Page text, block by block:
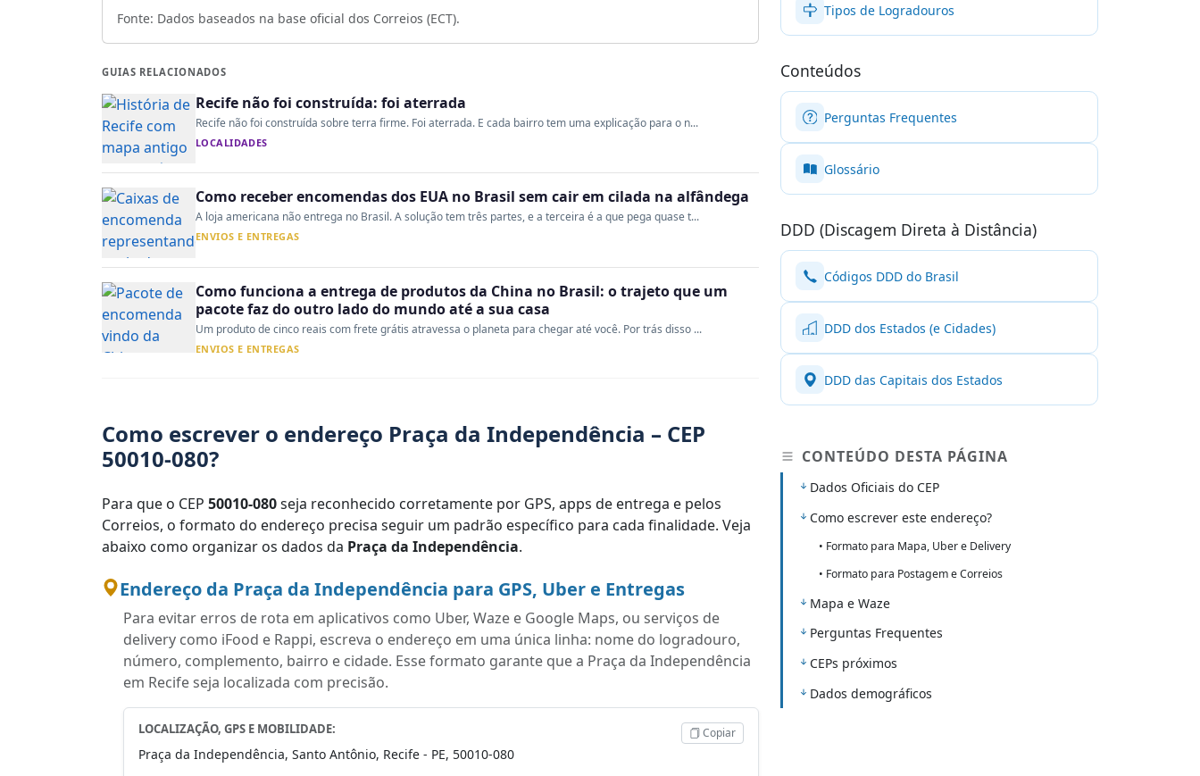
Fonte: Dados baseados na base oficial dos Correios (ECT).
GUIAS RELACIONADOS
Recife não foi construída: foi aterrada
Recife não foi construída sobre terra firme. Foi aterrada. E cada bairro tem uma explicação para o n...
LOCALIDADES
Como receber encomendas dos EUA no Brasil sem cair em cilada na alfândega
A loja americana não entrega no Brasil. A solução tem três partes, e a terceira é a que pega quase t...
ENVIOS E ENTREGAS
Como funciona a entrega de produtos da China no Brasil: o trajeto que um
pacote faz do outro lado do mundo até a sua casa
Um produto de cinco reais com frete grátis atravessa o planeta para chegar até você. Por trás disso ...
ENVIOS E ENTREGAS
Como escrever o endereço Praça da Independência – CEP
50010-080?
Para que o CEP 50010-080seja reconhecido corretamente por GPS, apps de entrega e pelos
Correios, o formato do endereço precisa seguir um padrão específico para cada finalidade. Veja
abaixo como organizar os dados da Praça da Independência.
Endereço da Praça da Independência para GPS, Uber e Entregas
Para evitar erros de rota em aplicativos como Uber, Waze e Google Maps, ou serviços de
delivery como iFood e Rappi, escreva o endereço em uma única linha: nome do logradouro,
número, complemento, bairro e cidade. Esse formato garante que a Praça da Independência
em Recife seja localizada com precisão.
LOCALIZAÇÃO, GPS E MOBILIDADE:
Praça da Independência, Santo Antônio, Recife - PE, 50010-080
Copiar
Tipos de Logradouros
Conteúdos
Perguntas Frequentes
Glossário
DDD (Discagem Direta à Distância)
Códigos DDD do Brasil
DDD dos Estados (e Cidades)
DDD das Capitais dos Estados
CONTEÚDO DESTA PÁGINA
Dados Oficiais do CEP
Como escrever este endereço?
• Formato para Mapa, Uber e Delivery
• Formato para Postagem e Correios
Mapa e Waze
Perguntas Frequentes
CEPs próximos
Dados demográficos